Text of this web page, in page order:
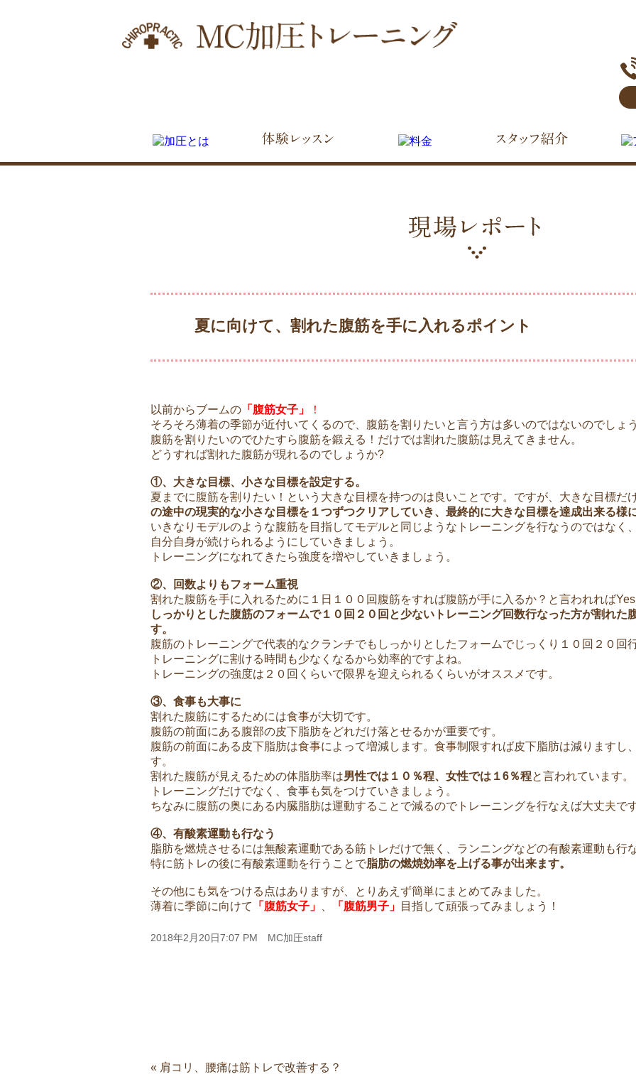
夏に向けて、割れた腹筋を手に入れるポイント
以前からブームの 「腹筋女子」
！
そろそろ薄着の季節が近付いてくるので、腹筋を割りたいと言う方は多いのではないのでしょ
腹筋を割りたいのでひたすら腹筋を鍛える！だけでは割れた腹筋は見えてきません。
どうすれば割れた腹筋が現れるのでしょうか?
①、大きな目標、小さな目標を設定する。
夏までに腹筋を割りたい！という大きな目標を持つのは良いことです。ですが、大きな目標だ
の途中の現実的な小さな目標を１つずつクリアしていき、最終的に大きな目標を達成出来る様
いきなりモデルのような腹筋を目指してモデルと同じようなトレーニングを行なうのではなく
自分自身が続けられるようにしていきましょう。
トレーニングになれてきたら強度を増やしていきましょう。
②、回数よりもフォーム重視
割れた腹筋を手に入れるために１日１００回腹筋をすれば腹筋が手に入るか？と言われればYes
しっかりとした腹筋のフォームで１０回２０回と少ないトレーニング回数行なった方が割れた
す。
腹筋のトレーニングで代表的なクランチでもしっかりとしたフォームでじっくり１０回２０回
トレーニングに割ける時間も少なくなるから効率的ですよね。
トレーニングの強度は２０回くらいで限界を迎えられるくらいがオススメです。
③、食事も大事に
割れた腹筋にするためには食事が大切です。
腹筋の前面にある腹部の皮下脂肪をどれだけ落とせるかが重要です。
腹筋の前面にある皮下脂肪は食事によって増減します。食事制限すれば皮下脂肪は減りますし
す。
割れた腹筋が見えるための体脂肪率は男性では１０％程、女性では１6％程と言われています。
トレーニングだけでなく、食事も気をつけていきましょう。
ちなみに腹筋の奥にある内臓脂肪は運動することで減るのでトレーニングを行なえば大丈夫です
④、有酸素運動も行なう
脂肪を燃焼させるには無酸素運動である筋トレだけで無く、ランニングなどの有酸素運動も行
特に筋トレの後に有酸素運動を行うことで脂肪の燃焼効率を上げる事が出来ます。
その他にも気をつける点はありますが、とりあえず簡単にまとめてみました。
薄着に季節に向けて
「腹筋女子」 「腹筋男子」 目指して頑張ってみましょう！
2018年2月20日7:07 PM MC加圧staff
« 肩コリ、腰痛は筋トレで改善する？